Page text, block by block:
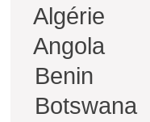
Algérie
Angola
Benin
Botswana